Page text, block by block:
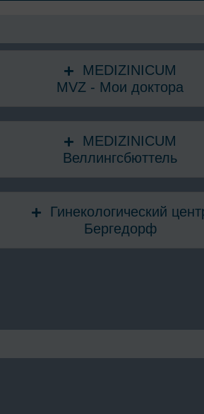
MEDIZINICUM
MVZ - Мои доктора
MEDIZINICUM
Веллингсбюттель
Гинекологический
Бергедорф